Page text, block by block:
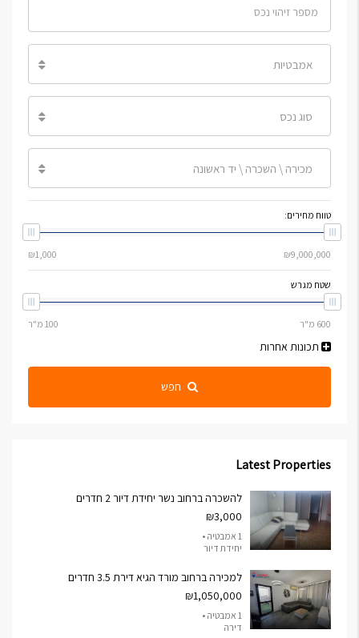
אמבטיות
סוג נכס
מכירה \ השכרה \ יד ראשונה
טווח מחירים:
שטח מגרש
תכונות אחרות
חפש
Latest Properties
להשכרה ברחוב נשר יחידת דיור 2 חדרים
₪3,000
1 אמבטיה •
יחידת דיור
למכירה ברחוב מורד הגיא דירת 3.5 חדרים
₪1,050,000
1 אמבטיה •
דירה